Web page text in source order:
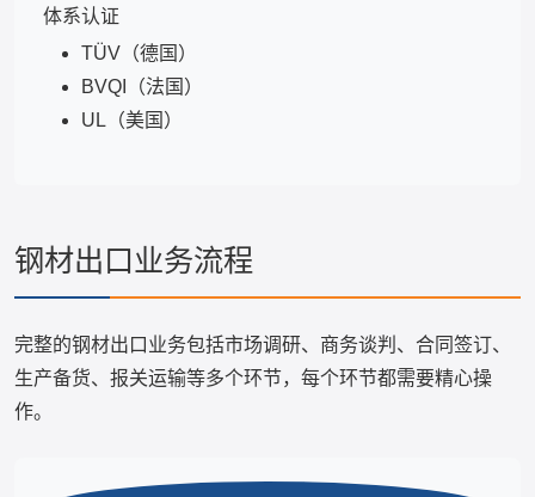
体系认证
TÜV（德国）
BVQI（法国）
UL（美国）
钢材出口业务流程
完整的钢材出口业务包括市场调研、商务谈判、合同签订、
生产备货、报关运输等多个环节，每个环节都需要精心操
作。